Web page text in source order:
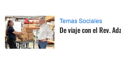
Temas Sociales
De viaje con el Rev.